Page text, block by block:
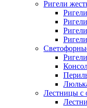
Ригели
Лестницы с